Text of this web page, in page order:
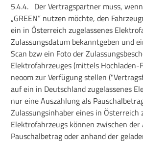
5.4.4. Der Vertragspartner muss,
„GREEN“ nutzen möchte, den
ein in Österreich zugelassenes
Zulassungsdatum bekanntgeben und
Scan bzw ein Foto der
Elektrofahrzeuges (mittels Hochladen-
neoom zur Verfügung stellen
auf ein in Deutschland zugelassenes
nur eine Auszahlung als
Zulassungsinhaber eines in Österreich
Elektrofahrzeugs können zwischen der
Pauschalbetrag oder anhand der